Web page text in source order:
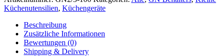
Küchenutensilien, Küchengeräte
Beschreibung
Zusätzliche Informationen
Bewertungen (0)
Shipping & Delivery